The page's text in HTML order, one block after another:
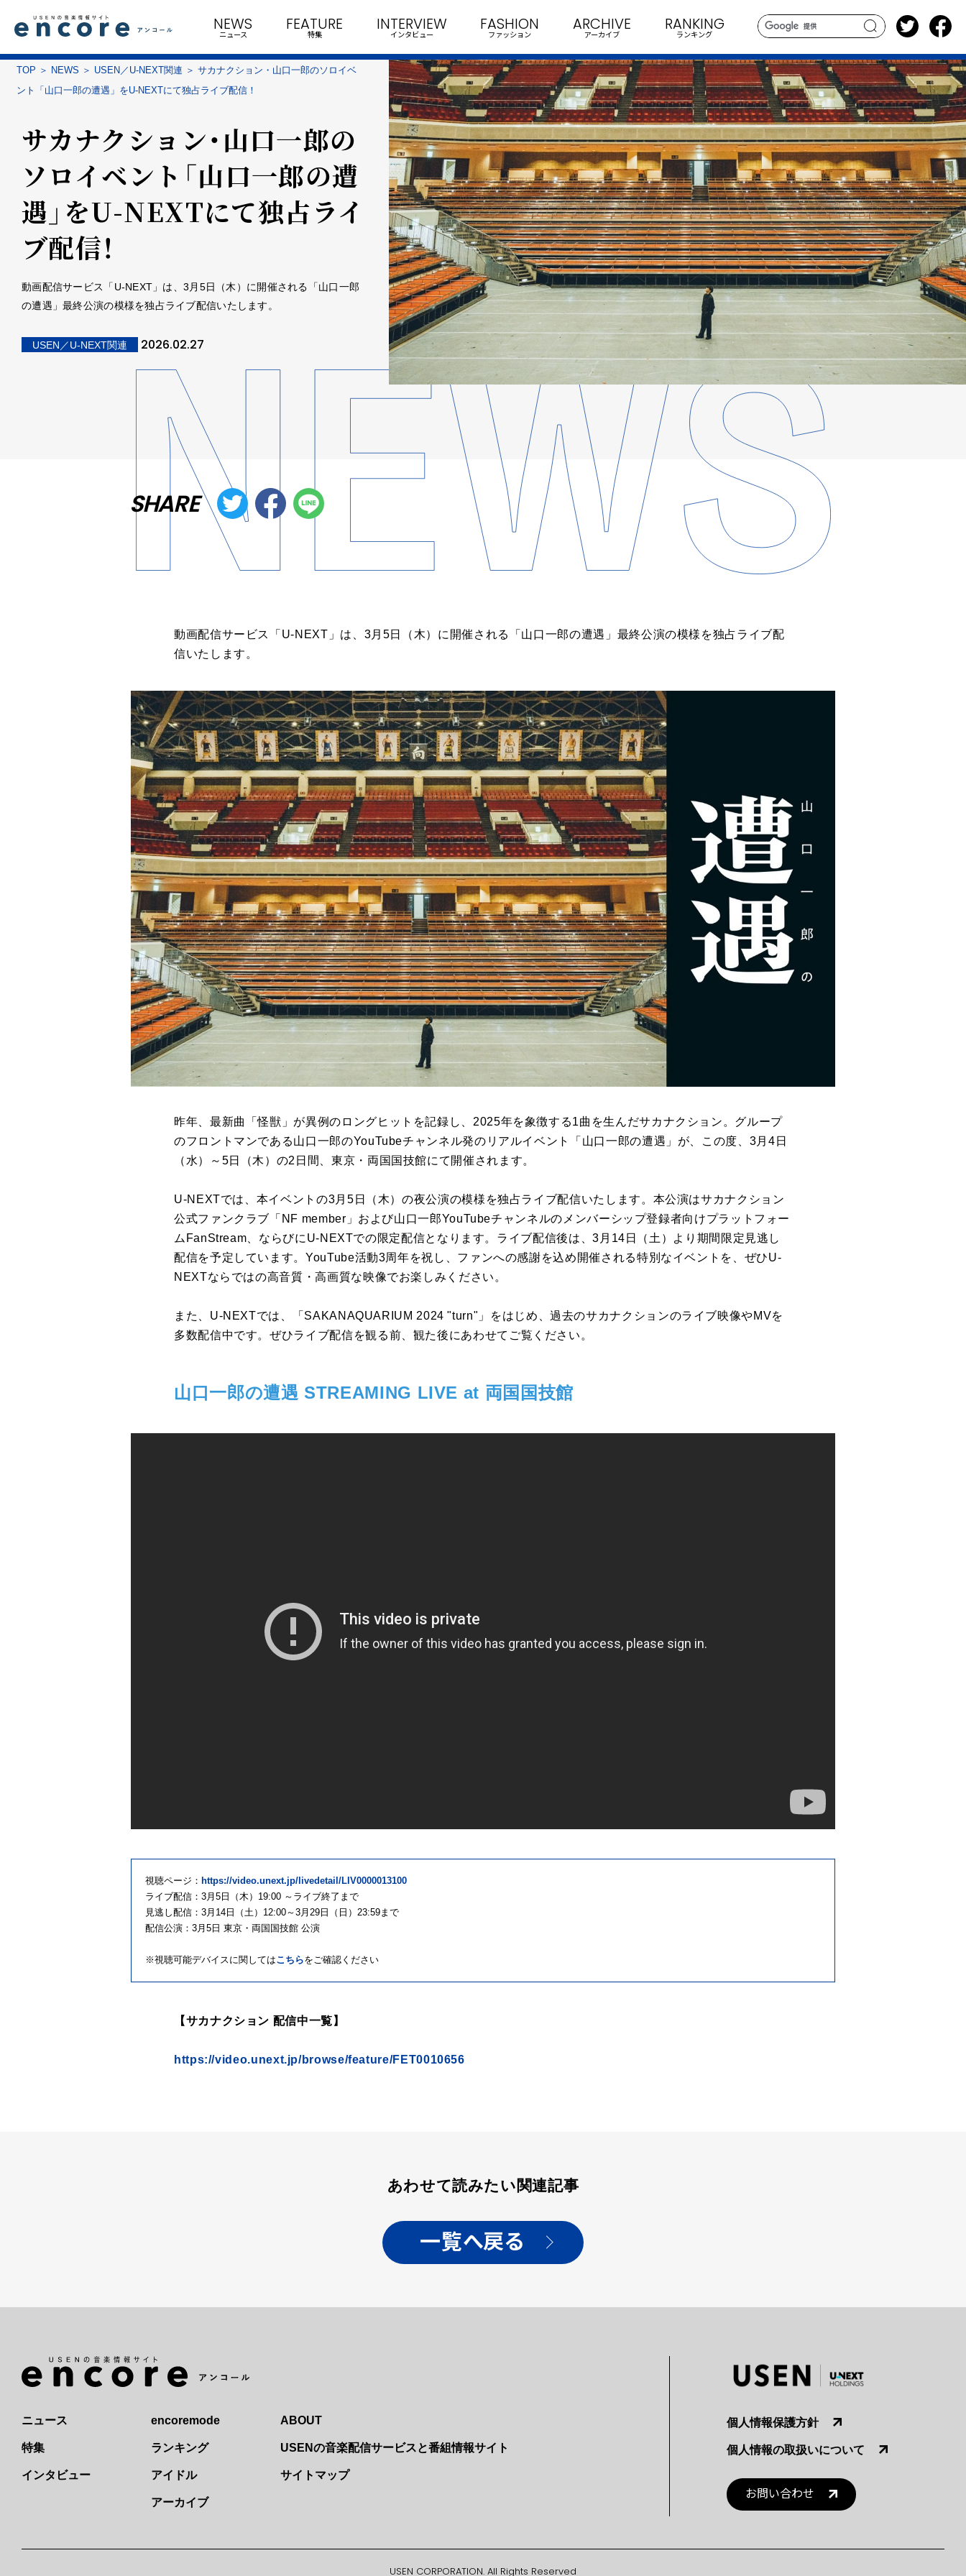
search
NEWS
ニュース
FEATURE
特集
INTERVIEW
インタビュー
FASHION
ファッション
ARCHIVE
アーカイブ
RANKING
ランキング
TOP NEWS USEN／U-NEXT関連
サカナクション・山口一郎のソロイベ
ント「山口一郎の遭遇」をU-NEXTにて独占ライブ配信！
サカナクション・山口一郎の
ソロイベント「山口一郎の遭
遇」をU-NEXTにて独占ライ
ブ配信！
動画配信サービス「U-NEXT」は、3月5日（木）に開催される「山口一郎
の遭遇」最終公演の模様を独占ライブ配信いたします。
USEN／U-NEXT関連 2026.02.27
SHARE
動画配信サービス「U-NEXT」は、3月5日（木）に開催される「山口一郎の遭遇」最終公演の模様を独占ライブ配
信いたします。
昨年、最新曲「怪獣」が異例のロングヒットを記録し、2025年を象徴する1曲を生んだサカナクション。グループ
のフロントマンである山口一郎のYouTubeチャンネル発のリアルイベント「山口一郎の遭遇」が、この度、3月4日
（水）～5日（木）の2日間、東京・両国国技館にて開催されます。
U-NEXTでは、本イベントの3月5日（木）の夜公演の模様を独占ライブ配信いたします。本公演はサカナクション
公式ファンクラブ「NF member」および山口一郎YouTubeチャンネルのメンバーシップ登録者向けプラットフォー
ムFanStream、ならびにU-NEXTでの限定配信となります。ライブ配信後は、3月14日（土）より期間限定見逃し
配信を予定しています。YouTube活動3周年を祝し、ファンへの感謝を込め開催される特別なイベントを、ぜひU-
NEXTならではの高音質・高画質な映像でお楽しみください。
また、U-NEXTでは、「SAKANAQUARIUM 2024 "turn"」をはじめ、過去のサカナクションのライブ映像やMVを
多数配信中です。ぜひライブ配信を観る前、観た後にあわせてご覧ください。
山口一郎の遭遇 STREAMING LIVE at 両国国技館
視聴ページ： https://video.unext.jp/livedetail/LIV0000013100
ライブ配信：3月5日（木）19:00 ～ライブ終了まで
見逃し配信：3月14日（土）12:00～3月29日（日）23:59まで
配信公演：3月5日 東京・両国国技館 公演
※視聴可能デバイスに関してはこちらをご確認ください
【サカナクション 配信中一覧】
https://video.unext.jp/browse/feature/FET0010656
あわせて読みたい関連記事
一覧へ戻る
ニュース
特集
インタビュー
encoremode
ランキング
アイドル
アーカイブ
ABOUT
USENの音楽配信サービスと番組情報サイト
サイトマップ
個人情報保護方針
個人情報の取扱いについて
お問い合わせ
USEN CORPORATION. All Rights Reserved